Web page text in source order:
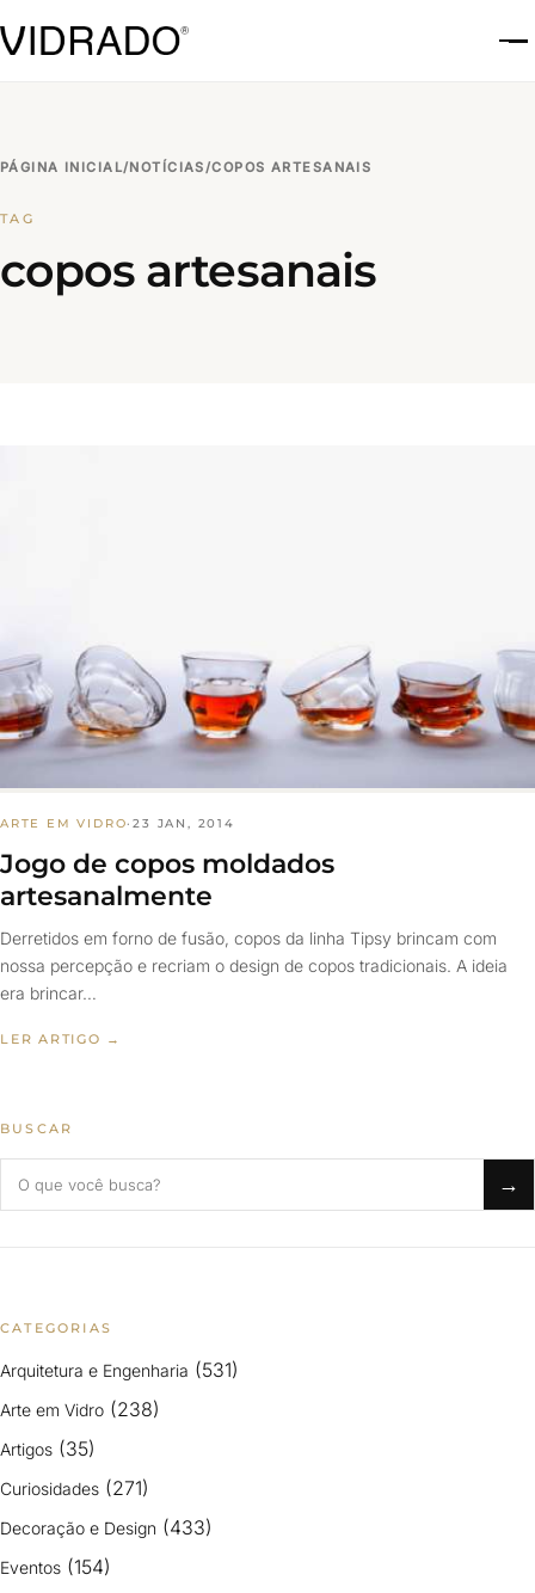
PÁGINA INICIAL/NOTÍCIAS/COPOS ARTESANAIS
TAG
copos artesanais
ARTE EM VIDRO·23 JAN, 2014
Jogo de copos moldados
artesanalmente
Derretidos em forno de fusão, copos da linha Tipsy brincam com
nossa percepção e recriam o design de copos tradicionais. A ideia
era brincar…
LER ARTIGO →
BUSCAR
→
CATEGORIAS
Arquitetura e Engenharia (531)
Arte em Vidro (238)
Artigos (35)
Curiosidades (271)
Decoração e Design (433)
Eventos (154)